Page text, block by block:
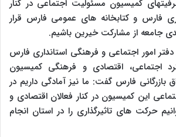
کمیسیون مسئولیت اجتماعی در کنار
فارس و کتابخانه های عمومی فارس قرار
جامعه از مشارکت خیرین باشیم.
امور اجتماعی و فرهنگی استانداری فارس
اجتماعی، اقتصادی و فرهنگی کمیسیون
بازرگانی فارس گفت: ما نیز آمادگی داریم در
این کمیسیون در کنار فعالان اقتصادی و
حرکت های تاثیرگذاری را در استان انجام